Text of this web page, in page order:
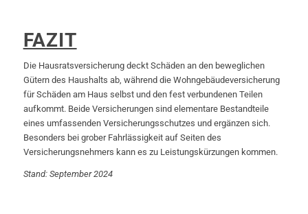
FAZIT
Die Hausratsversicherung deckt Schäden an den beweglichen
Gütern des Haushalts ab, während die Wohngebäudeversicherung
für Schäden am Haus selbst und den fest verbundenen Teilen
aufkommt. Beide Versicherungen sind elementare Bestandteile
eines umfassenden Versicherungsschutzes und ergänzen sich.
Besonders bei grober Fahrlässigkeit auf Seiten des
Versicherungsnehmers kann es zu Leistungskürzungen kommen.
Stand: September 2024